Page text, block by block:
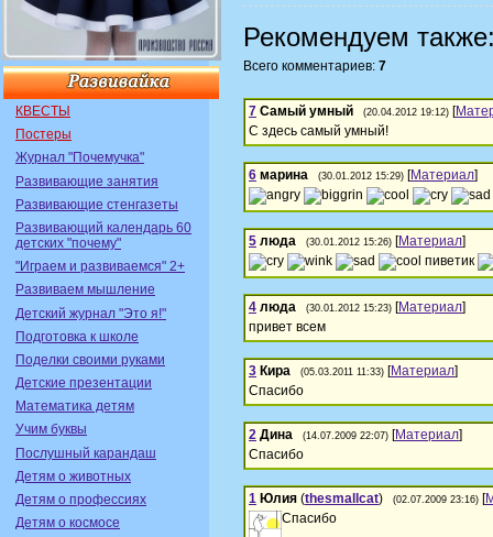
КВЕСТЫ
Постеры
Журнал "Почемучка"
Развивающие занятия
Развивающие стенгазеты
Развивающий календарь 60
детских "почему"
"Играем и развиваемся" 2+
Развиваем мышление
Детский журнал "Это я!"
Подготовка к школе
Поделки своими руками
Детские презентации
Математика детям
Учим буквы
Послушный карандаш
Детям о животных
Детям о профессиях
Детям о космосе
Рекомендуем
Всего комментариев: 7
7 Самый умный (20.04.2012 19:12) [
С здесь самый умный!
6 марина (30.01.2012 15:29) [Материал]
5 люда (30.01.2012 15:26) [Материал]
пиветик
4 люда (30.01.2012 15:23) [Материал]
привет всем
3 Кира (05.03.2011 11:33) [Материал]
Спасибо
2 Дина (14.07.2009 22:07) [Материал]
Спасибо
1 Юлия (thesmallcat) (02.07.2009 23:16) [
Спасибо